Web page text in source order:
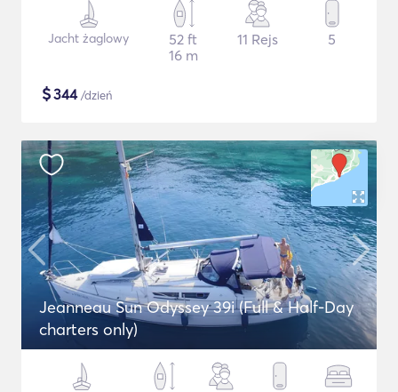
Jacht żaglowy
52 ft
16 m
11 Rejs 5
$344/dzień
Jeanneau Sun Odyssey 39i (Full & Half-Day
charters only)